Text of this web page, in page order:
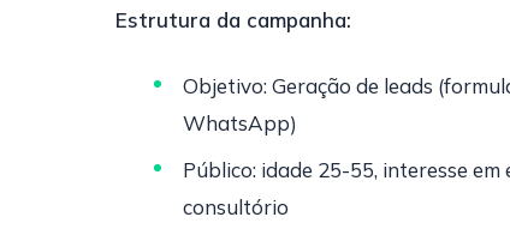
Estrutura da campanha:
Objetivo: Geração de leads
WhatsApp)
Público: idade 25-55, interesse
consultório